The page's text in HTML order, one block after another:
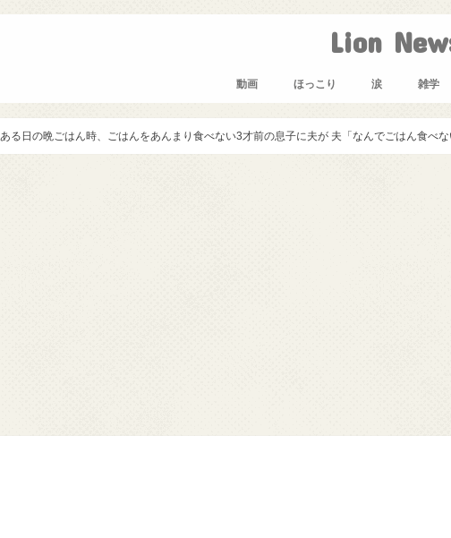
Lion
動画 ほっこり 涙 雑学
ある日の晩ごはん時、ごはんをあんまり食べない3才前の息子に夫が 夫「なんでごはん食べ